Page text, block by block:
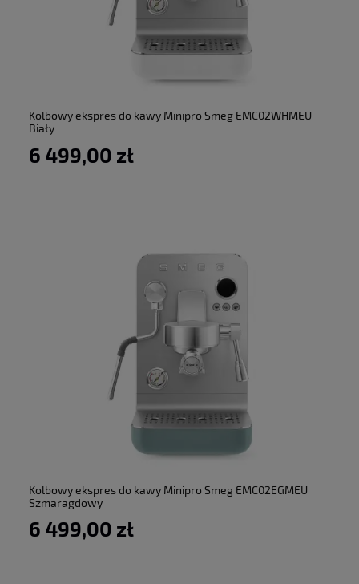
Kolbowy ekspres do kawy Minipro Smeg EMC02WHMEU
Biały
6 499,00 zł
do koszyka
Kolbowy ekspres do kawy Minipro Smeg EMC02EGMEU
Szmaragdowy
6 499,00 zł
do koszyka